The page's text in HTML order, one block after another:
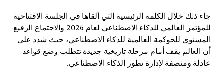
جاء ذلك خلال الكلمة الرئيسية التي ألقاها في الجلسة الافتتاحية
للمؤتمر العالمي للذكاء الاصطناعي لعام 2026 والاجتماع الرفيع
المستوى للحوكمة العالمية للذكاء الاصطناعي، حيث شدد على
أن العالم يقف أمام مرحلة تاريخية جديدة تتطلب وضع قواعد
عادلة ومنصفة لإدارة تطور الذكاء الاصطناعي.